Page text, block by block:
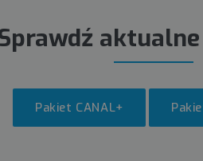
Pakiet CANAL+